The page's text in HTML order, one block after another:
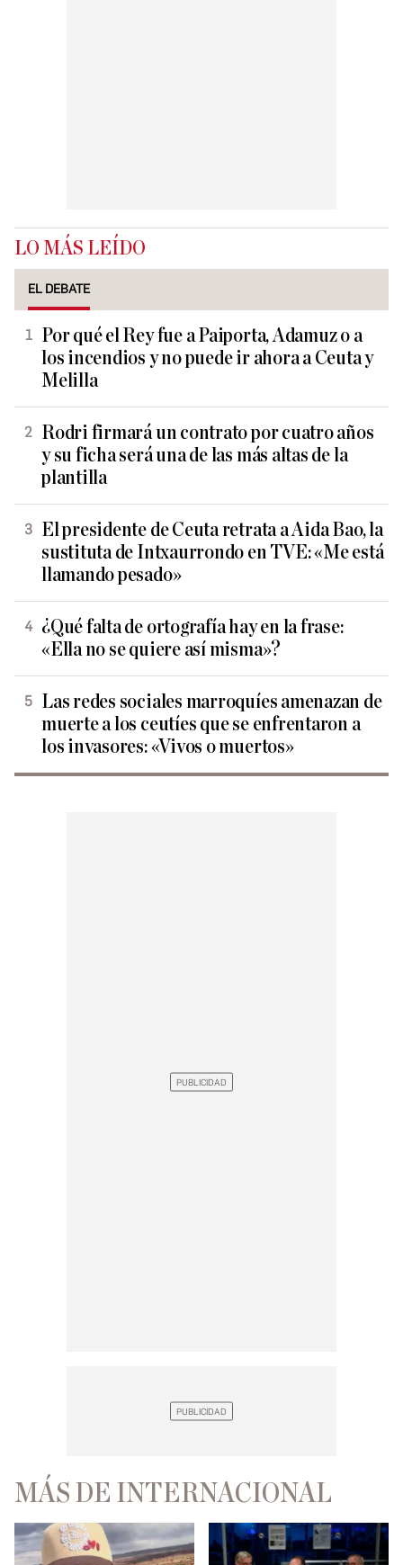
LO MÁS LEÍDO
EL DEBATE
Por qué el Rey fue a Paiporta, Adamuz o a
los incendios y no puede ir ahora a Ceuta y
Melilla
Rodri firmará un contrato por cuatro años
y su ficha será una de las más altas de la
plantilla
El presidente de Ceuta retrata a Aida Bao, la
sustituta de Intxaurrondo en TVE: «Me está
llamando pesado»
¿Qué falta de ortografía hay en la frase:
«Ella no se quiere así misma»?
Las redes sociales marroquíes amenazan de
muerte a los ceutíes que se enfrentaron a
los invasores: «Vivos o muertos»
MÁS DE INTERNACIONAL